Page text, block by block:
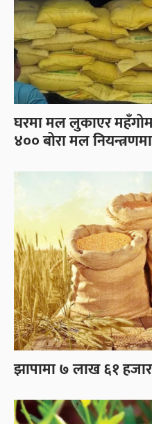
घरमा मल लुकाएर
४०० बोरा मल नियन्त्रणमा
झापामा ७ लाख ६१ हजार